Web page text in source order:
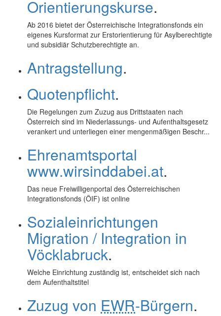
Orientierungskurse.
Ab 2016 bietet der Österreichische Integrationsfonds ein
eigenes Kursformat zur Erstorientierung für Asylberechtigte
und subsidiär Schutzberechtigte an.
Antragstellung.
Quotenpflicht.
Die Regelungen zum Zuzug aus Drittstaaten nach
Österreich sind im Niederlassungs- und Aufenthaltsgesetz
verankert und unterliegen einer mengenmäßigen Beschr...
Ehrenamtsportal
www.wirsinddabei.at.
Das neue Freiwilligenportal des Österreichischen
Integrationsfonds (ÖIF) ist online
Sozialeinrichtungen
Migration / Integration in
Vöcklabruck.
Welche Einrichtung zuständig ist, entscheidet sich nach
dem Aufenthaltstitel
Zuzug von EWR-Bürgern.